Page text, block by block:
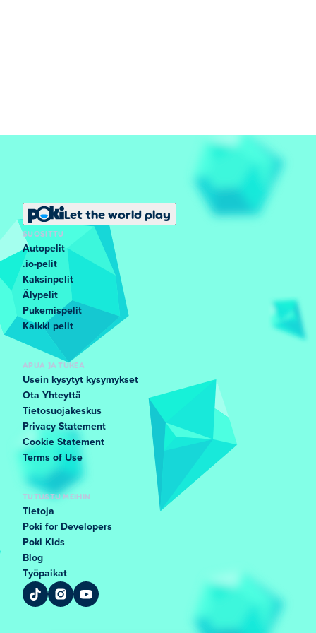
Let the world play
SUOSITTU
Autopelit
.io-pelit
Kaksinpelit
Älypelit
Pukemispelit
Kaikki pelit
APUA JA TUKEA
Usein kysytyt kysymykset
Ota Yhteyttä
Tietosuojakeskus
Privacy Statement
Cookie Statement
Terms of Use
TUTUSTU MEIHIN
Tietoja
Poki for Developers
Poki Kids
Blog
Työpaikat